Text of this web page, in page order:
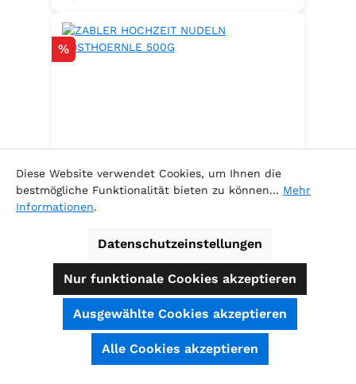
Rabatt
%
POSTHOERNLE 500G
Kilogramm )
Verkaufspreis:
Regulärer Preis:
Diese Website verwendet Cookies, um Ihnen die
bestmögliche Funktionalität bieten zu können... Mehr
Informationen.
Datenschutzeinstellungen
Nur funktionale Cookies akzeptieren
Ausgewählte Cookies akzeptieren
Alle Cookies akzeptieren
SEHR GUT (4.74 / 5)
Bewertungen bei: shopauskunft.de, ausgezeichnet.org, shopvote.de ⓘ
Informationen zur Echtheit der Bewertungen